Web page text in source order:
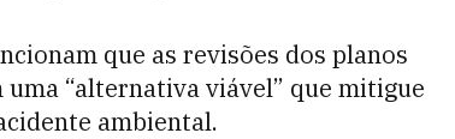
que as revisões dos planos
“alternativa viável” que mitigue
ambiental.